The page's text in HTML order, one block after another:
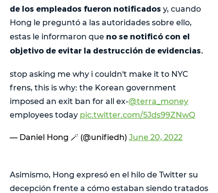
de los empleados fueron notificados y, cuando
Hong le preguntó a las autoridades sobre ello,
estas le informaron que no se notificó con el
objetivo de evitar la destrucción de evidencias.
stop asking me why i couldn't make it to NYC
frens, this is why: the Korean government
imposed an exit ban for all ex-@terra_money
employees today pic.twitter.com/5Jds99ZNwQ
— Daniel Hong 🪄 (@unifiedh) June 20, 2022
Asimismo, Hong expresó en el hilo de Twitter su
decepción frente a cómo estaban siendo tratados